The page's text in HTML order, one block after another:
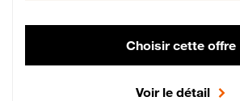
Choisir cette offre
Voir le détail